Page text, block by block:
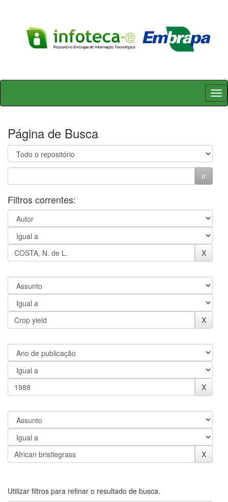
Skip
Página de Busca
Filtros correntes:
Utilizar filtros para refinar o resultado de busca.